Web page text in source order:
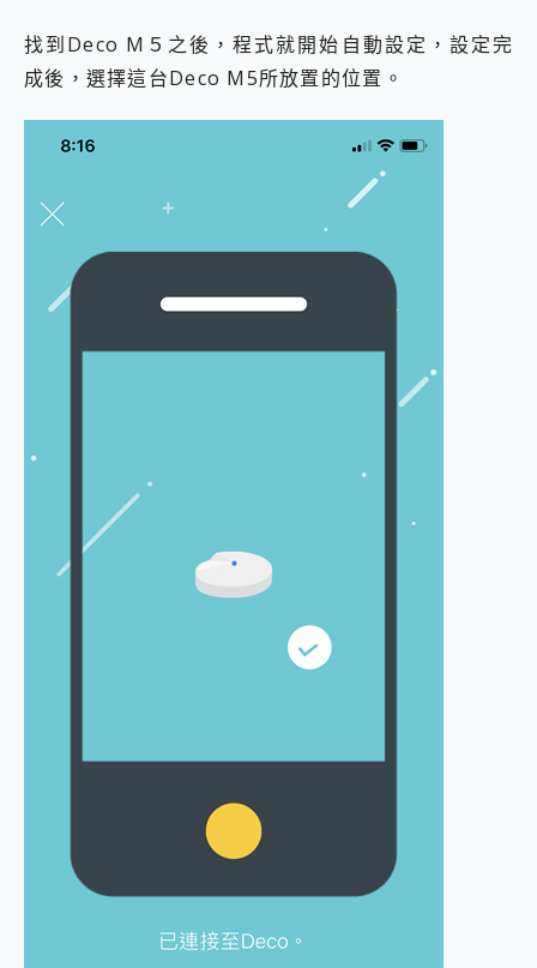
找到Deco M５之後，程式就開始自動設定，設定完
成後，選擇這台Deco M5所放置的位置。